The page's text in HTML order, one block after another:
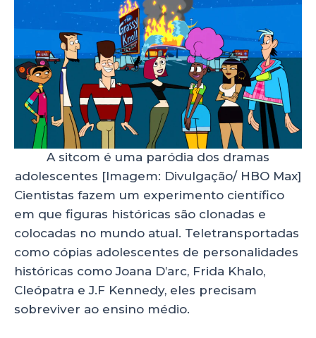
A sitcom é uma paródia dos dramas
adolescentes [Imagem: Divulgação/ HBO Max]
Cientistas fazem um experimento científico
em que figuras históricas são clonadas e
colocadas no mundo atual. Teletransportadas
como cópias adolescentes de personalidades
históricas como Joana D’arc, Frida Khalo,
Cleópatra e J.F Kennedy, eles precisam
sobreviver ao ensino médio.